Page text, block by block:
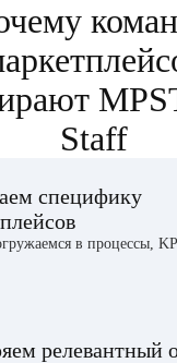
Staff
специфику
в процессы,
релевантный